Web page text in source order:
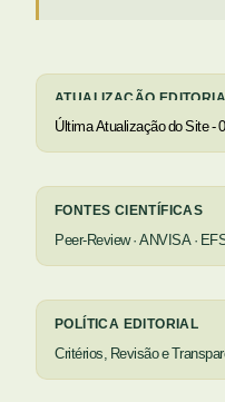
ATUALIZAÇÃO
Última Atualização do Site -
FONTES CIENTÍFICAS
Peer-Review · ANVISA ·
POLÍTICA EDITORIAL
Critérios, Revisão e